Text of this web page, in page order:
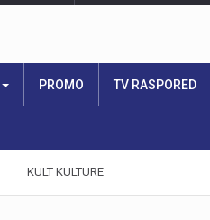
PROMO TV RASPORED
KULT KULTURE